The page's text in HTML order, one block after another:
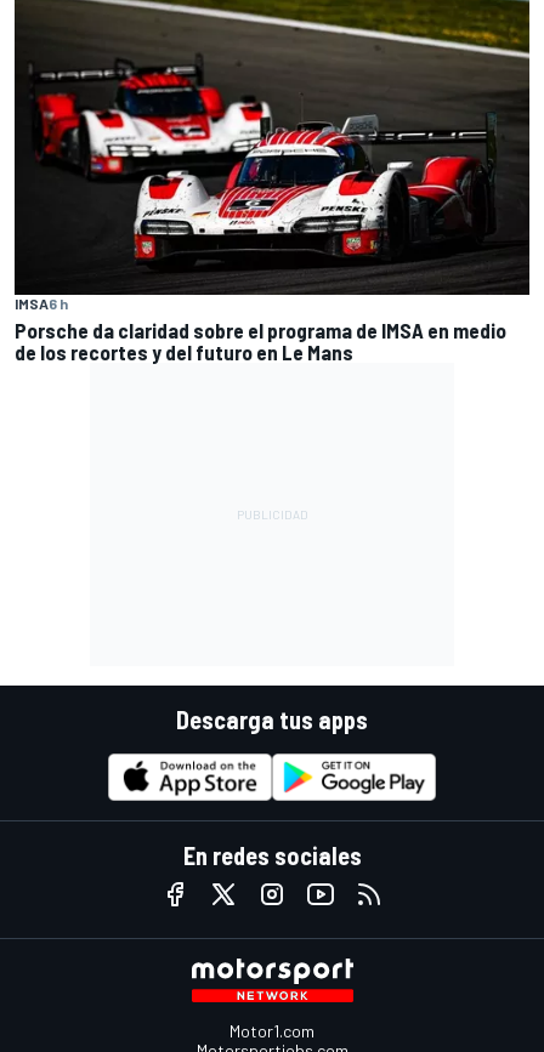
IMSA6 h
Porsche da claridad sobre el programa de IMSA en medio
de los recortes y del futuro en Le Mans
Descarga tus apps
En redes sociales
Motor1.com